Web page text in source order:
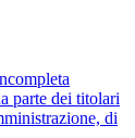
parte dei titolari
di